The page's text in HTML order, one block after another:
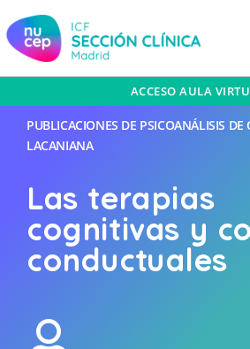
ACCESO AULA
PUBLICACIONES DE PSICOANÁLISIS DE
LACANIANA
Las terapias
cognitivas y
conductuales